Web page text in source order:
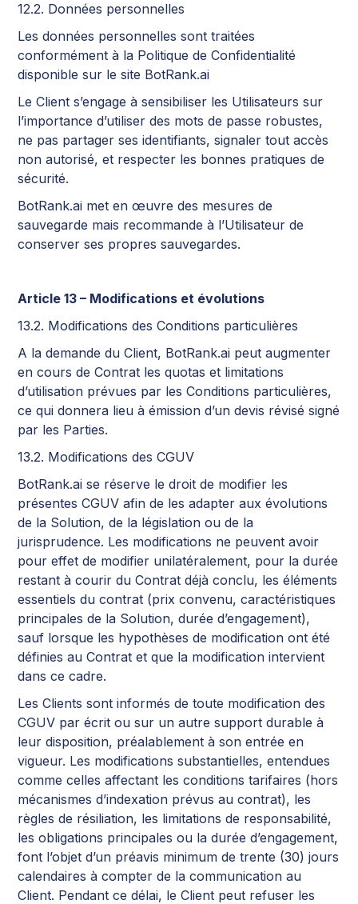
12.2. Données personnelles
Les données personnelles sont traitées
conformément à la Politique de Confidentialité
disponible sur le site BotRank.ai
Le Client s’engage à sensibiliser les Utilisateurs sur
l’importance d’utiliser des mots de passe robustes,
ne pas partager ses identifiants, signaler tout accès
non autorisé, et respecter les bonnes pratiques de
sécurité.
BotRank.ai met en œuvre des mesures de
sauvegarde mais recommande à l’Utilisateur de
conserver ses propres sauvegardes.
Article 13 – Modifications et évolutions
13.2. Modifications des Conditions particulières
A la demande du Client, BotRank.ai peut augmenter
en cours de Contrat les quotas et limitations
d’utilisation prévues par les Conditions particulières,
ce qui donnera lieu à émission d’un devis révisé signé
par les Parties.
13.2. Modifications des CGUV
BotRank.ai se réserve le droit de modifier les
présentes CGUV afin de les adapter aux évolutions
de la Solution, de la législation ou de la
jurisprudence. Les modifications ne peuvent avoir
pour effet de modifier unilatéralement, pour la durée
restant à courir du Contrat déjà conclu, les éléments
essentiels du contrat (prix convenu, caractéristiques
principales de la Solution, durée d’engagement),
sauf lorsque les hypothèses de modification ont été
définies au Contrat et que la modification intervient
dans ce cadre.
Les Clients sont informés de toute modification des
CGUV par écrit ou sur un autre support durable à
leur disposition, préalablement à son entrée en
vigueur. Les modifications substantielles, entendues
comme celles affectant les conditions tarifaires (hors
mécanismes d’indexation prévus au contrat), les
règles de résiliation, les limitations de responsabilité,
les obligations principales ou la durée d’engagement,
font l’objet d’un préavis minimum de trente (30) jours
calendaires à compter de la communication au
Client. Pendant ce délai, le Client peut refuser les